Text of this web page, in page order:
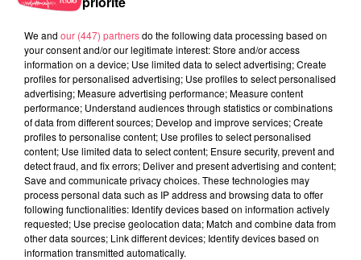
Du 14 au 30 août : 1er Open du Tennis Club de Tiercé
We and our (447) partnersdo the following data processing based on
your consent and/or our legitimate interest: Store and/or access
information on a device; Use limited data to select advertising; Create
profiles for personalised advertising; Use profiles to select personalised
advertising; Measure advertising performance; Measure content
performance; Understand audiences through statistics or combinations
of data from different sources; Develop and improve services; Create
profiles to personalise content; Use profiles to select personalised
content; Use limited data to select content; Ensure security, prevent and
detect fraud, and fix errors; Deliver and present advertising and content;
Save and communicate privacy choices. These technologies may
process personal data such as IP address and browsing data to offer
following functionalities: Identify devices based on information actively
requested; Use precise geolocation data; Match and combine data from
other data sources; Link different devices; Identify devices based on
information transmitted automatically.